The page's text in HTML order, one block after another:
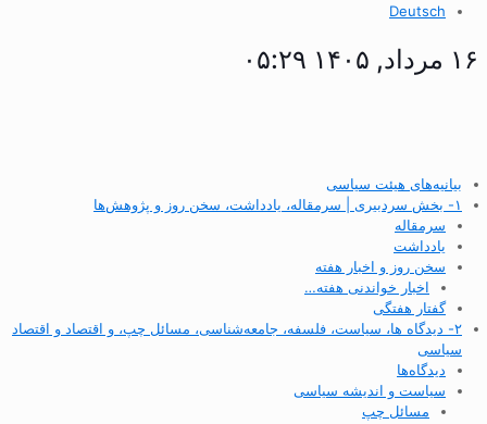
Deutsch
۱۶ مرداد, ۱۴۰۵ ۰۵:۲۹
بیانیه‌های هیئت سیاسی
۱- بخش سردبیری | سرمقاله، یادداشت، سخن روز و پژوهش‌ها
سرمقاله
یادداشت
سخن روز و اخبار هفته
اخبار خواندنی هفته…
گفتار هفتگی
۲- دیدگاه ها، سیاست، فلسفه، جامعه‌شناسی، مسائل چپ، و اقتصاد و اقتصاد
سیاسی
دیدگاه‌ها
سیاست و اندیشه سیاسی
مسائل چپ